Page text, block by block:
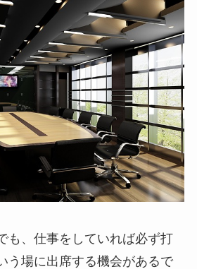
も、仕事をしていれば必ず打
う場に出席する機会があるで